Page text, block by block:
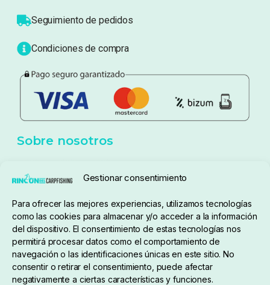
Gestionar consentimiento
Para ofrecer las mejores experiencias, utilizamos tecnologías
como las cookies para almacenar y/o acceder a la información
del dispositivo. El consentimiento de estas tecnologías nos
permitirá procesar datos como el comportamiento de
navegación o las identificaciones únicas en este sitio. No
consentir o retirar el consentimiento, puede afectar
negativamente a ciertas características y funciones.
Atención al cliente
Blog
Política de privacidad
Aviso Legal